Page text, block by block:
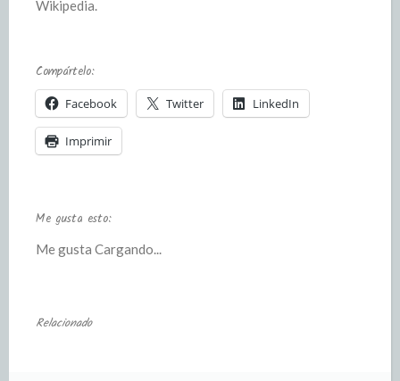
Wikipedia.
Compártelo:
Facebook Twitter LinkedIn
Imprimir
Me gusta esto:
Me gusta Cargando...
Relacionado